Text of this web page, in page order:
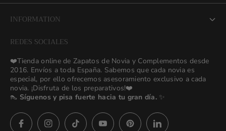
REDES SOCIALES
❤️Tienda online de Zapatos de Novia y Complementos desde
2016. Envíos a toda España. Sabemos que cada novia es
especial, por ello ofrecemos asesoramiento exclusivo a cada
novia. ¡Disfruta de los preparativos!❤️
👠 Síguenos y pisa fuerte hacia tu gran día. ✨
Search
contact us
INFORMATION
⭐ Opiniones de Nuestras Novias 👰🏻
💒 Novias Reales 💍✨
🚚 Envío y Cambios
Política de Privacidad